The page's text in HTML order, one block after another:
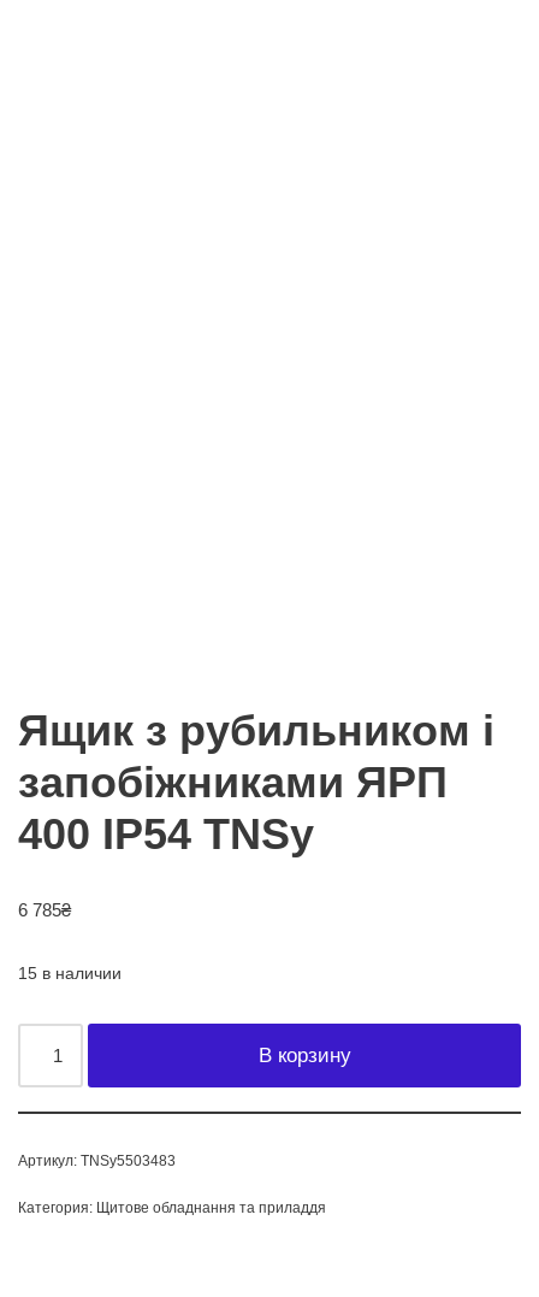
Ящик з рубильником і
запобіжниками ЯРП
400 IP54 TNSy
6 785₴
15 в наличии
В корзину
Артикул: TNSy5503483
Категория: Щитове обладнання та приладдя